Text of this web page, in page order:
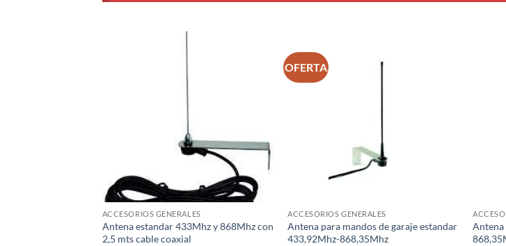
ACCESORIOS GENERALES
Antena estandar 433Mhz y 868Mhz con
2,5 mts cable coaxial
OFERTA
ACCESORIOS GENERALES
Antena para mandos de garaje estandar
433,92Mhz-868,35Mhz
Antena